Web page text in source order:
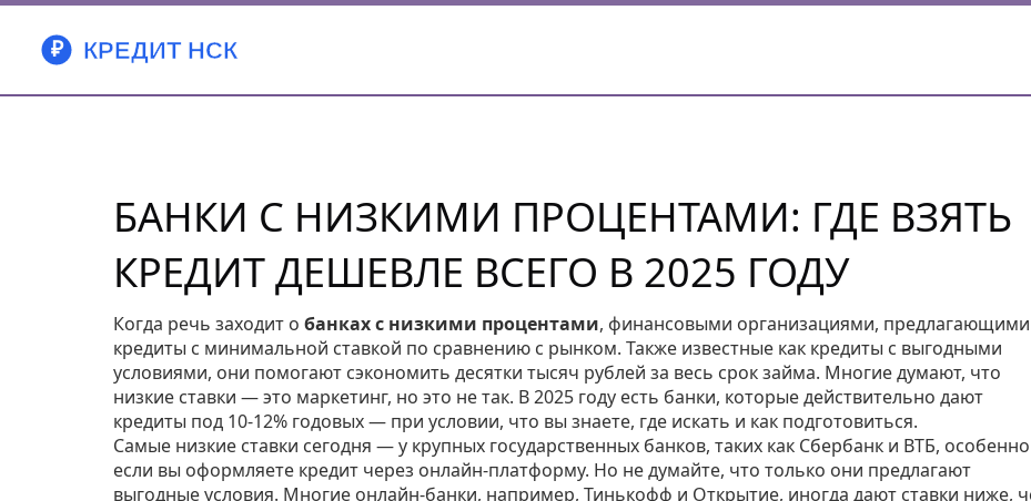
БАНКИ С НИЗКИМИ ПРОЦЕНТАМИ: ГДЕ ВЗЯТЬ
КРЕДИТ ДЕШЕВЛЕ ВСЕГО В 2025 ГОДУ
Когда речь заходит о банках с низкими процентами, финансовыми организациями, предлагающими
кредиты с минимальной ставкой по сравнению с рынком. Также известные как кредиты с выгодными
условиями, они помогают сэкономить десятки тысяч рублей за весь срок займа. Многие думают, что
низкие ставки — это маркетинг, но это не так. В 2025 году есть банки, которые действительно дают
кредиты под 10-12% годовых — при условии, что вы знаете, где искать и как подготовиться.
Самые низкие ставки сегодня — у крупных государственных банков, таких как Сбербанк и ВТБ, особенно
если вы оформляете кредит через онлайн-платформу. Но не думайте, что только они предлагают
выгодные условия. Многие онлайн-банки, например, Тинькофф и Открытие, иногда дают ставки ниже,